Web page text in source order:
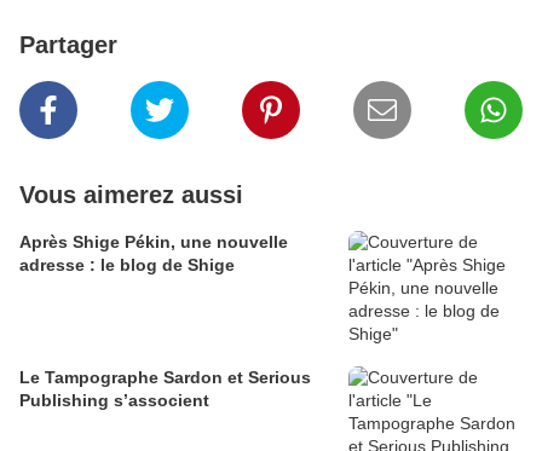
Partager
Vous aimerez aussi
Après Shige Pékin, une nouvelle
adresse : le blog de Shige
Le Tampographe Sardon et Serious
Publishing s’associent